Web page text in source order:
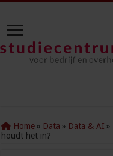
Home » Data » Data & AI »
houdt het in?